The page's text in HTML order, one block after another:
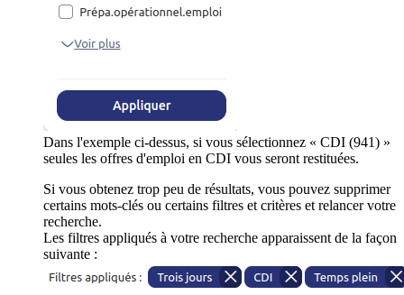
Dans l'exemple ci-dessus, si vous sélectionnez « CDI (941) »
seules les offres d'emploi en CDI vous seront restituées.
Si vous obtenez trop peu de résultats, vous pouvez supprimer
certains mots-clés ou certains filtres et critères et relancer votre
recherche.
Les filtres appliqués à votre recherche apparaissent de la façon
suivante :